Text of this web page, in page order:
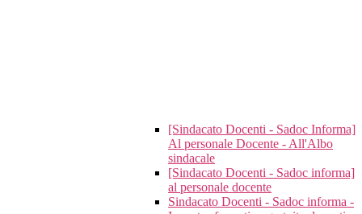
[Sindacato Docenti - Sadoc Informa]
Al personale Docente - All'Albo
sindacale
[Sindacato Docenti - Sadoc informa]
al personale docente
Sindacato Docenti - Sadoc informa -